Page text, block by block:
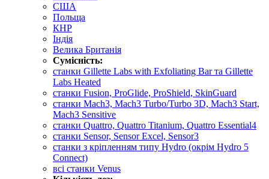
США
Польща
КНР
Індія
Велика Британія
Сумісність:
cтанки Gillette Labs with Exfoliating Bar та Gillette
Labs Heated
станки Fusion, ProGlide, ProShield, SkinGuard
станки Mach3, Mach3 Turbo/Turbo 3D, Mach3 Start,
Mach3 Sensitive
станки Quattro, Quattro Titanium, Quattro Essential4
станки Sensor, Sensor Excel, Sensor3
станки з кріпленням типу Hydro (окрім Hydro 5
Connect)
всі станки Venus